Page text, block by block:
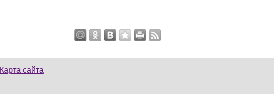
Карта сайта